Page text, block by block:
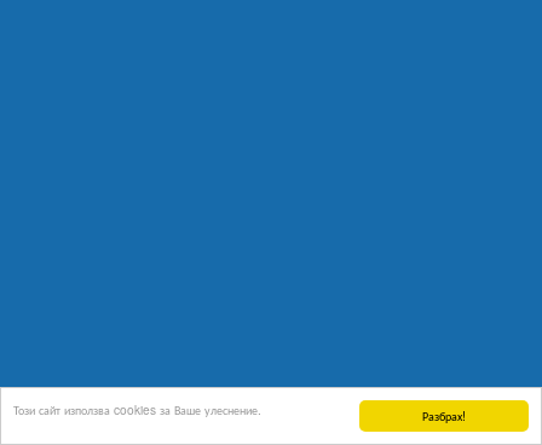
Разбрах!
Този сайт използва cookies за Ваше улеснение.